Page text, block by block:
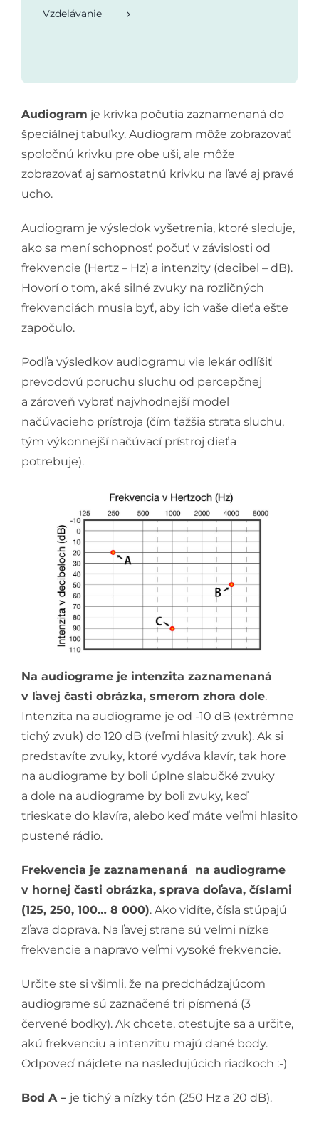
Vzdelávanie
Audiogram je krivka počutia zaznamenaná do
špeciálnej tabuľky. Audiogram môže zobrazovať
spoločnú krivku pre obe uši, ale môže
zobrazovať aj samostatnú krivku na ľavé aj pravé
ucho.
Audiogram je výsledok vyšetrenia, ktoré sleduje,
ako sa mení schopnosť počuť v závislosti od
frekvencie (Hertz – Hz) a intenzity (decibel – dB).
Hovorí o tom, aké silné zvuky na rozličných
frekvenciách musia byť, aby ich vaše dieťa ešte
započulo.
Podľa výsledkov audiogramu vie lekár odlíšiť
prevodovú poruchu sluchu od percepčnej
a zároveň vybrať najvhodnejší model
načúvacieho prístroja (čím ťažšia strata sluchu,
tým výkonnejší načúvací prístroj dieťa
potrebuje).
Na audiograme je intenzita zaznamenaná
v ľavej časti obrázka, smerom zhora dole.
Intenzita na audiograme je od -10 dB (extrémne
tichý zvuk) do 120 dB (veľmi hlasitý zvuk). Ak si
predstavíte zvuky, ktoré vydáva klavír, tak hore
na audiograme by boli úplne slabučké zvuky
a dole na audiograme by boli zvuky, keď
trieskate do klavíra, alebo keď máte veľmi hlasito
pustené rádio.
Frekvencia je zaznamenaná na audiograme
v hornej časti obrázka, sprava doľava, číslami
(125, 250, 100… 8 000). Ako vidíte, čísla stúpajú
zľava doprava. Na ľavej strane sú veľmi nízke
frekvencie a napravo veľmi vysoké frekvencie.
Určite ste si všimli, že na predchádzajúcom
audiograme sú zaznačené tri písmená (3
červené bodky). Ak chcete, otestujte sa a určite,
akú frekvenciu a intenzitu majú dané body.
Odpoveď nájdete na nasledujúcich riadkoch :-)
Bod A – je tichý a nízky tón (250 Hz a 20 dB).